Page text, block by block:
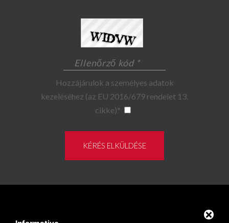
Hozzájárulok a személyes adatok
kezeléséhez (az EU 2016/679 rendelet 13.
cikke)*
KÉRÉS ELKÜLDÉSE
Privacy policy